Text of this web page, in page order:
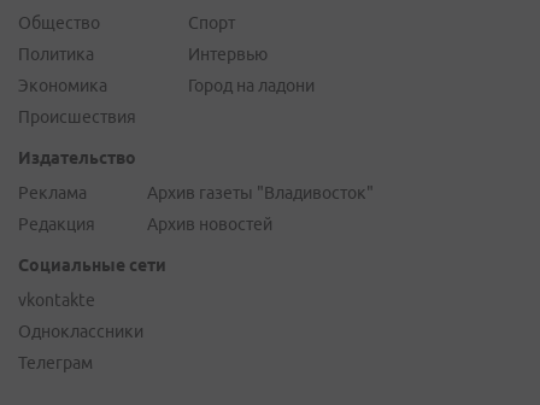
Общество
Политика
Экономика
Происшествия
Спорт
Интервью
Город на ладони
Издательство
Реклама
Редакция
Архив газеты "Владивосток"
Архив новостей
Социальные сети
vkontakte
Одноклассники
Телеграм